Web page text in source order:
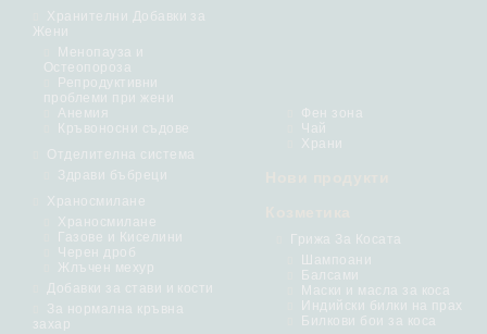
Хранителни Добавки за
Жени
Менопауза и
Остеопороза
Репродуктивни
проблеми при жени
Анемия
Кръвоносни съдове
Отделителна система
Здрави бъбреци
Храносмилане
Храносмилане
Газове и Киселини
Черен дроб
Жлъчен мехур
Добавки за стави и кости
За нормална кръвна
захар
Фен зона
Чай
Храни
Грижа За Косата
Шампоани
Балсами
Маски и масла за коса
Индийски билки на прах
Билкови бои за коса